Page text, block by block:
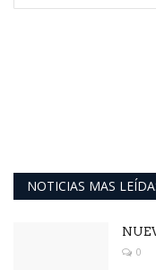
NOTICIAS MAS
0